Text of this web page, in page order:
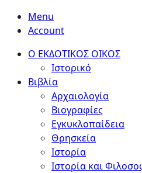
Menu
Account
Ο ΕΚΔΟΤΙΚΟΣ ΟΙΚΟΣ
Ιστορικό
Βιβλία
Αρχαιολογία
Βιογραφίες
Εγκυκλοπαίδεια
Θρησκεία
Ιστορία
Ιστορία και